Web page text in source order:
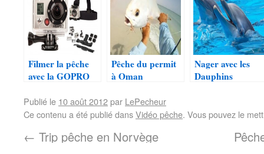
Filmer la pêche
avec la GOPRO
Pêche du permit
à Oman
Nager avec les
Dauphins
Publié le 10 août 2012par LePecheur
Ce contenu a été publié dansVidéo pêche. Vous pouvez le
← Trip pêche en Norvège